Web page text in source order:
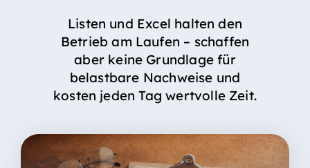
Listen und Excel halten den
Betrieb am Laufen – schaffen
aber keine Grundlage für
belastbare Nachweise und
kosten jeden Tag wertvolle Zeit.